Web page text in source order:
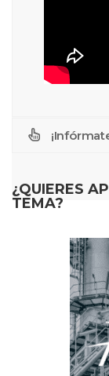
¿QUIERES
TEMA?